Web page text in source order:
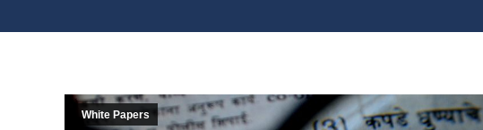
White Papers